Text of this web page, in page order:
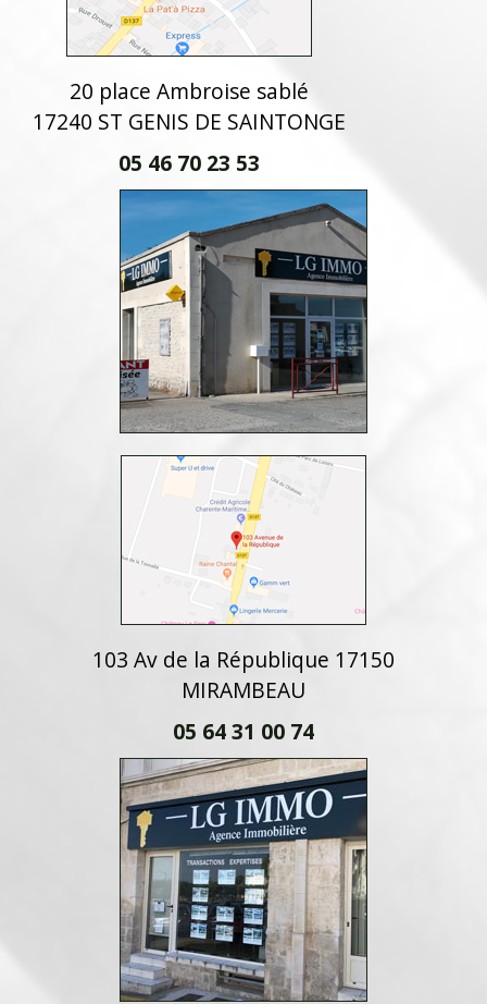
20 place Ambroise sablé
17240 ST GENIS DE SAINTONGE
05 46 70 23 53
103 Av de la République 17150
MIRAMBEAU
05 64 31 00 74